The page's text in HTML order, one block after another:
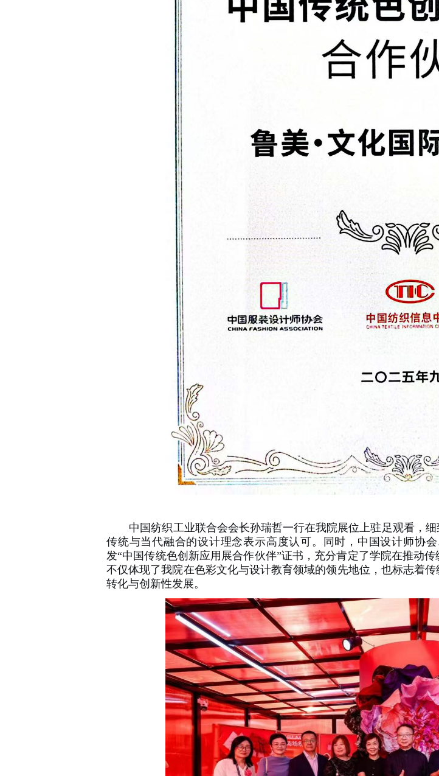
中国纺织工业联合会会长孙瑞哲一行在我院展位上驻足观看，
传统与当代融合的设计理念表示高度认可。同时，中国设计师协
发“中国传统色创新应用展合作伙伴”证书，充分肯定了学院在推动
不仅体现了我院在色彩文化与设计教育领域的领先地位，也标志着
转化与创新性发展。